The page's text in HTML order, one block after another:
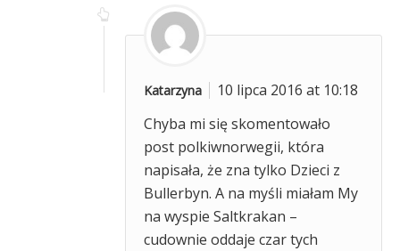
Katarzyna
10 lipca 2016 at 10:18
Chyba mi się skomentowało
post polkiwnorwegii, która
napisała, że zna tylko Dzieci z
Bullerbyn. A na myśli miałam My
na wyspie Saltkrakan –
cudownie oddaje czar tych